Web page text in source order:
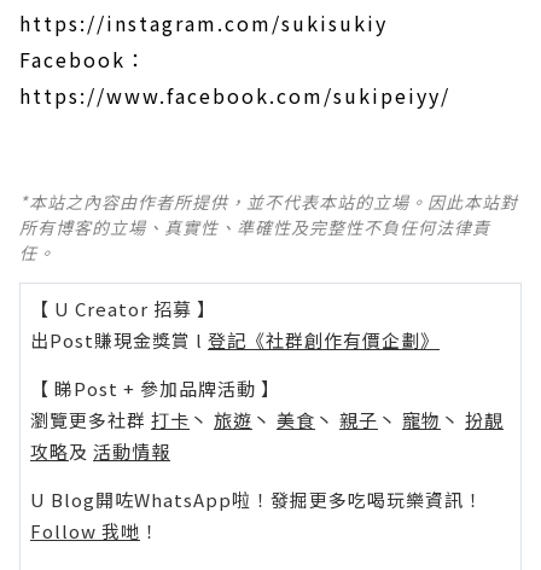
https://instagram.com/sukisukiy
Facebook：
https://www.facebook.com/sukipeiyy/
*本站之內容由作者所提供，並不代表本站的立場。因此本站對
所有博客的立場、真實性、準確性及完整性不負任何法律責
任。
【 U Creator 招募 】
出Post賺現金獎賞 l 登記《社群創作有價企劃》
【 睇Post + 參加品牌活動 】
瀏覽更多社群 打卡 丶 旅遊 丶 美食 丶 親子 丶 寵物 丶 扮靚
攻略及 活動情報
U Blog開咗WhatsApp啦！發掘更多吃喝玩樂資訊！
Follow 我哋 ！